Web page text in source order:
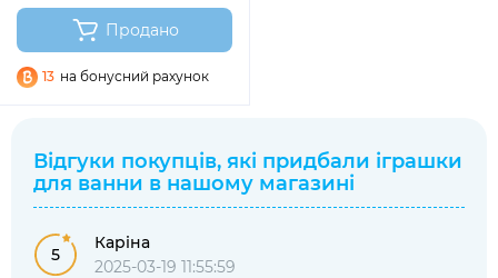
Продано
13 на бонусний рахунок
Відгуки покупців, які придбали іграшки
для ванни в нашому магазині
5
Каріна
2025-03-19 11:55:59